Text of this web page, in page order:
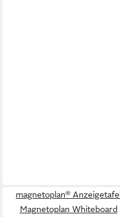
magnetoplan® Anzeigetafel
Magnetoplan Whiteboard